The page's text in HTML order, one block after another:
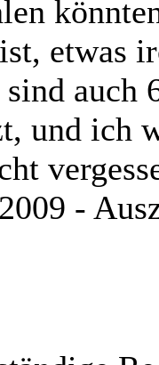
etwas
auch
und ich
-